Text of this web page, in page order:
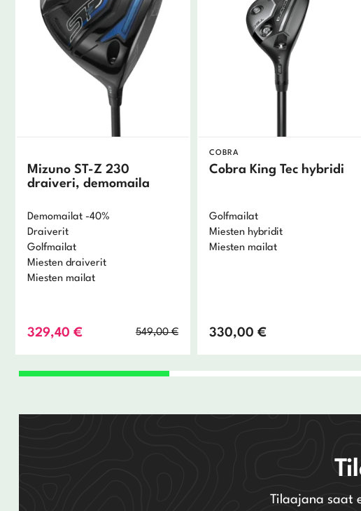
Mizuno ST-Z 230
draiveri, demomaila
Demomailat -40%
Draiverit
Golfmailat
Miesten draiverit
Miesten mailat
549,00€Alkuperäinen
329,40 €
Nykyinen
COBRA
Cobra King Tec hybridi
Golfmailat
Miesten hybridit
Miesten mailat
330,00 €
Tilaajana saat